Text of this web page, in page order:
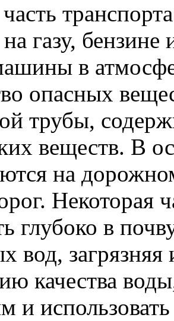
на газу,
в
опасных
трубы,
веществ. В
на
Некоторая
глубоко в
вод,
качества
и использовать